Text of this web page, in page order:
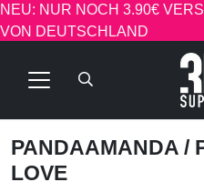
NEU: NUR NOCH 3.90€
VON DEUTSCHLAND
PANDAAMANDA /
LOVE